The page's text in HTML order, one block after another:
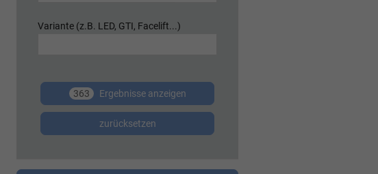
Variante (z.B. LED, GTI, Facelift...)
363 Ergebnisse anzeigen
zurücksetzen